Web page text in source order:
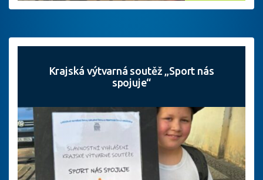
Krajská výtvarná soutěž „Sport nás
spojuje“